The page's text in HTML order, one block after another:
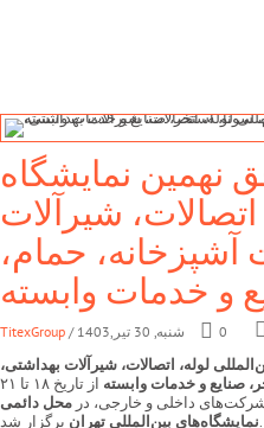
نهمین نمایشگاه
اتصالات، شیرآلات
آشپزخانه، حمام،
و خدمات وابسته
TitexGroup / شنبه, 30 تیر,1403 0
لوله، اتصالات، شیرآلات بهداشتی،
صنایع و خدمات وابسته
از تاریخ ۱۸ تا ۲۱
محل دائمی
نمایشگاه‌های بین‌المللی تهرانبرگزار شد.